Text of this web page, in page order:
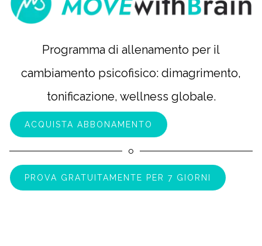
Programma di allenamento per il
cambiamento psicofisico: dimagrimento,
tonificazione, wellness globale.
ACQUISTA ABBONAMENTO
o
PROVA GRATUITAMENTE PER 7 GIORNI